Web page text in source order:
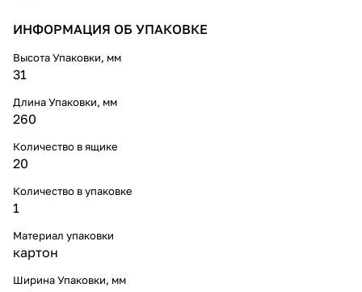
ИНФОРМАЦИЯ ОБ УПАКОВКЕ
Высота Упаковки, мм
31
Длина Упаковки, мм
260
Количество в ящике
20
Количество в упаковке
1
Материал упаковки
картон
Ширина Упаковки, мм